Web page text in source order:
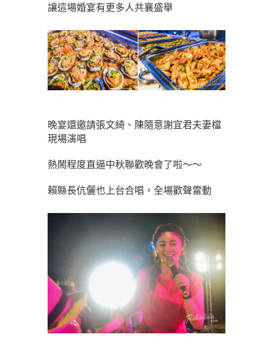
讓這場婚宴有更多人共襄盛舉
晚宴還邀請張文綺、陳隨意謝宜君夫妻檔
現場演唱
熱鬧程度直逼中秋聯歡晚會了啦～～
賴縣長伉儷也上台合唱，全場歡聲雷動